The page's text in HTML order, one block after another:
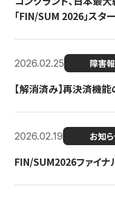
「FIN/SUM 2026」スタ
2026.02.25 障害
【解消済み】再決済機
2026.02.19 お知
FIN/SUM2026ファイナ